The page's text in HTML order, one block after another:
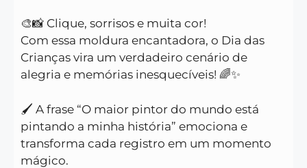
🎨📸 Clique, sorrisos e muita cor!
Com essa moldura encantadora, o Dia das
Crianças vira um verdadeiro cenário de
alegria e memórias inesquecíveis! 🌈✨
🖌️ A frase “O maior pintor do mundo está
pintando a minha história” emociona e
transforma cada registro em um momento
mágico.